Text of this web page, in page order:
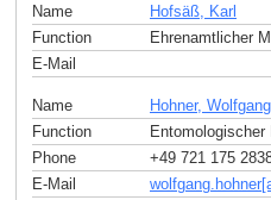
Name
Hofsäß, Karl
Function
Ehrenamtlicher
E-Mail
Name
Hohner, Wolfgang
Function
Entomologischer
Phone
+49 721 175
E-Mail